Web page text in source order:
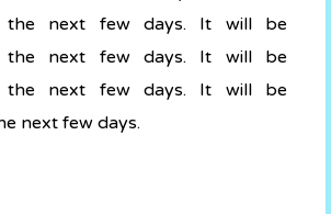
the next few days. It will be
the next few days. It will be
the next few days. It will be
next few days.